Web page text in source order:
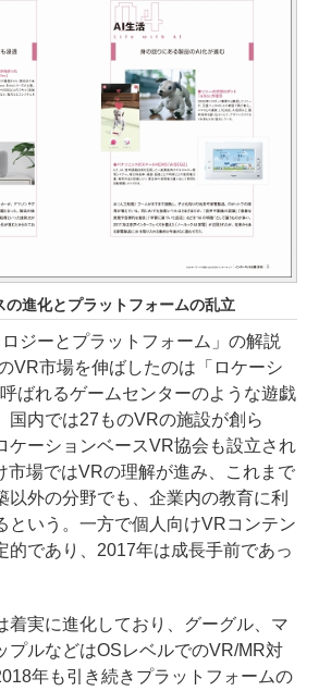
の進化とプラットフォームの乱立
ーとプラットフォーム」の解説
VR市場を伸ばしたのは「ロケーシ
ばれるゲームセンターのような遊戯
国内では27ものVRの施設が創ら
ケーションベースVR協会も設立され
市場ではVRの理解が進み、これまで
以外の分野でも、企業内の教育に利
という。一方で個人向けVRコンテン
的であり、2017年は成長手前であっ
実に進化しており、グーグル、マ
プルなどはOSレベルでのVR/MR対
年も引き続きプラットフォームの